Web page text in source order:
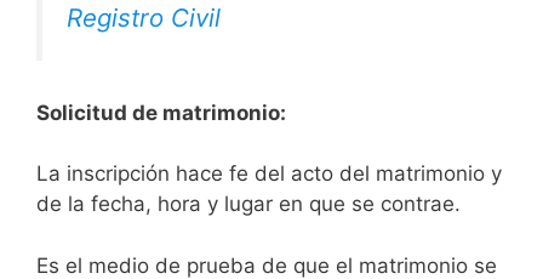
Registro Civil
Solicitud de matrimonio:
La inscripción hace fe del acto del matrimonio y
de la fecha, hora y lugar en que se contrae.
Es el medio de prueba de que el matrimonio se